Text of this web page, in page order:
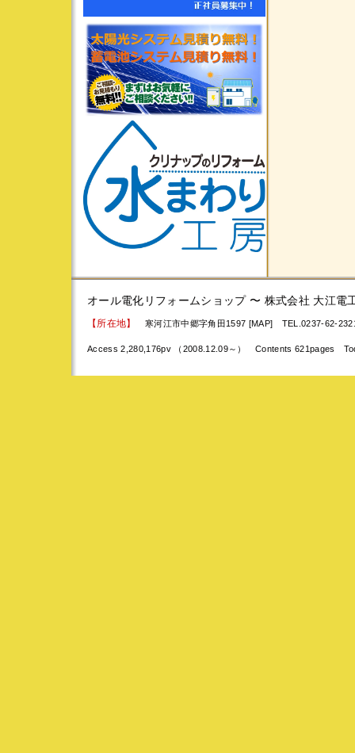
オール電化リフォームショップ 〜 株式会社 大江電
【所在地】 寒河江市中郷字角田1597 [MAP] TEL.0237-62-
Access 2,280,176pv （2008.12.09～） Contents 621pages